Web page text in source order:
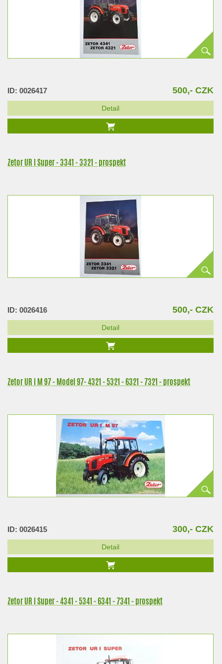
ID: 0026417 500,- CZK
Detail
Zetor UR I Super - 3341 - 3321 - prospekt
ID: 0026416 500,- CZK
Detail
Zetor UR I M 97 - Model 97- 4321 - 5321 - 6321 - 7321 - prospekt
ID: 0026415 300,- CZK
Detail
Zetor UR I Super - 4341 - 5341 - 6341 - 7341 - prospekt